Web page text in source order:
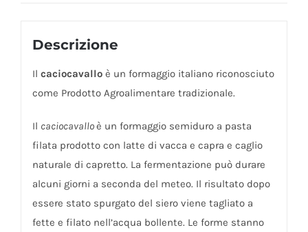
Descrizione
Il caciocavallo è un formaggio italiano riconosciuto
come Prodotto Agroalimentare tradizionale.
Il caciocavalloè un formaggio semiduro a pasta
filata prodotto con latte di vacca e capra e caglio
naturale di capretto. La fermentazione può durare
alcuni giorni a seconda del meteo. Il risultato dopo
essere stato spurgato del siero viene tagliato a
fette e filato nell’acqua bollente. Le forme stanno